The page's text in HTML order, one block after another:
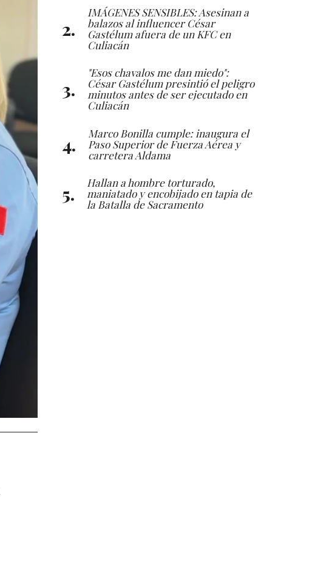
IMÁGENES SENSIBLES: Asesinan a
balazos al influencer César
Gastélum afuera de un KFC en
Culiacán
"Esos chavalos me dan miedo":
César Gastélum presintió el peligro
minutos antes de ser ejecutado en
Culiacán
Marco Bonilla cumple: inaugura el
Paso Superior de Fuerza Aérea y
carretera Aldama
Hallan a hombre torturado,
maniatado y encobijado en tapia de
la Batalla de Sacramento